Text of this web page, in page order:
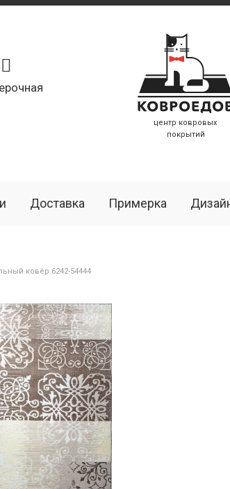
центр ковровых
покрытий
Доставка Примерка
ковёр 6242-54444